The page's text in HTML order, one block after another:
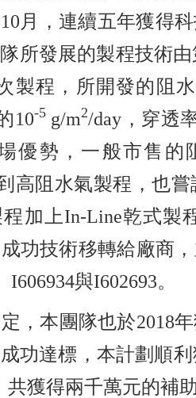
10月，連續五年獲得
所發展的製程技術
製程，所開發的阻
10-5g/m2/day，穿透
優勢，一般市售的
高阻水氣製程，也
加上In-Line乾式製
功技術移轉給廠商
與I602693。
，本團隊也於2018
功達標，本計劃順
獲得兩千萬元的補